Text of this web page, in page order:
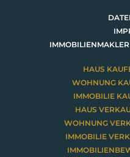
HAUS
WOHNUNG
IMMOBILIE
HAUS
WOHNUNG
IMMOBILIE